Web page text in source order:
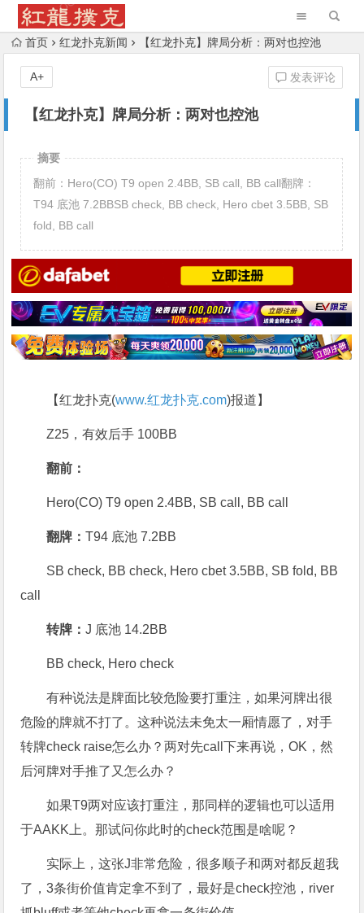
首页 红龙扑克新闻 【红龙扑克】牌局分析：两对也控池
【红龙扑克】牌局分析：两对也控池
发表评论
A+
摘要
翻前：Hero(CO) T9 open 2.4BB, SB call, BB call翻牌：
T94 底池 7.2BBSB check, BB check, Hero cbet 3.5BB, SB
fold, BB call
【红龙扑克(www.红龙扑克.com)报道】
Z25，有效后手 100BB
翻前：
Hero(CO) T9 open 2.4BB, SB call, BB call
翻牌：T94 底池 7.2BB
SB check, BB check, Hero cbet 3.5BB, SB fold, BB
call
转牌：J 底池 14.2BB
BB check, Hero check
有种说法是牌面比较危险要打重注，如果河牌出很
危险的牌就不打了。这种说法未免太一厢情愿了，对手
转牌check raise怎么办？两对先call下来再说，OK，然
后河牌对手推了又怎么办？
如果T9两对应该打重注，那同样的逻辑也可以适用
于AAKK上。那试问你此时的check范围是啥呢？
实际上，这张J非常危险，很多顺子和两对都反超我
了，3条街价值肯定拿不到了，最好是check控池，river